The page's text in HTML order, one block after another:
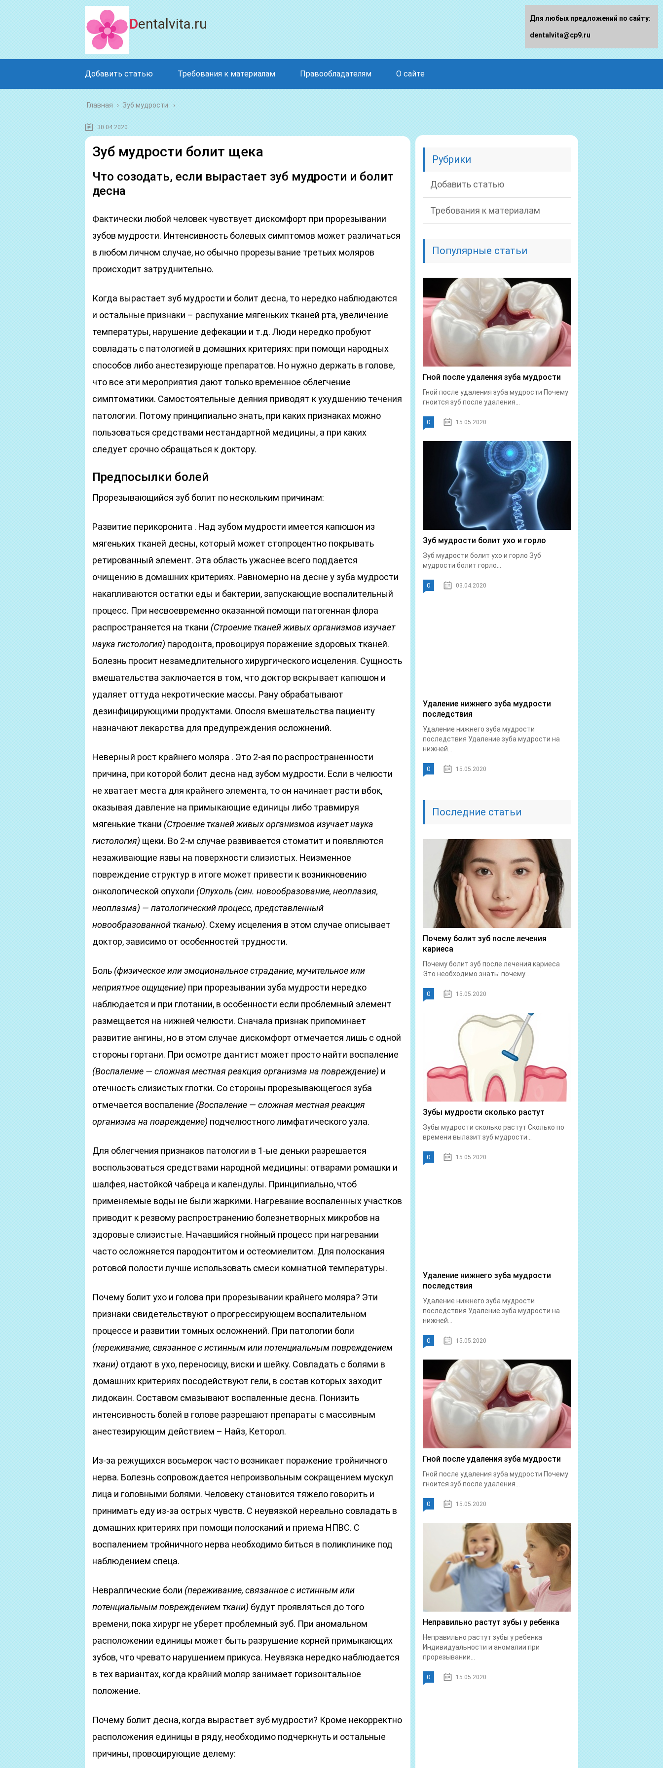
Dentalvita.ru
Добавить статью Требования к материалам Правообладателям О сайте
Главная › Зуб мудрости
30.04.2020
Зуб мудрости болит щека
Что созодать, если вырастает зуб мудрости и болит
десна
Фактически любой человек чувствует дискомфорт при прорезывании
зубов мудрости. Интенсивность болевых симптомов может различаться
в любом личном случае, но обычно прорезывание третьих моляров
происходит затруднительно.
Когда вырастает зуб мудрости и болит десна, то нередко наблюдаются
и остальные признаки – распухание мягеньких тканей рта, увеличение
температуры, нарушение дефекации и т.д. Люди нередко пробуют
совладать с патологией в домашних критериях: при помощи народных
способов либо анестезирующе препаратов. Но нужно держать в голове,
что все эти мероприятия дают только временное облегчение
симптоматики. Самостоятельные деяния приводят к ухудшению течения
патологии. Потому принципиально знать, при каких признаках можно
пользоваться средствами нестандартной медицины, а при каких
следует срочно обращаться к доктору.
Предпосылки болей
Прорезывающийся зуб болит по нескольким причинам:
Развитие перикоронита . Над зубом мудрости имеется капюшон из
мягеньких тканей десны, который может стопроцентно покрывать
ретированный элемент. Эта область ужаснее всего поддается
очищению в домашних критериях. Равномерно на десне у зуба мудрости
накапливаются остатки еды и бактерии, запускающие воспалительный
процесс. При несвоевременно оказанной помощи патогенная флора
распространяется на ткани (Строение тканей живых организмов изучает
наука гистология) пародонта, провоцируя поражение здоровых тканей.
Болезнь просит незамедлительного хирургического исцеления. Сущность
вмешательства заключается в том, что доктор вскрывает капюшон и
удаляет оттуда некротические массы. Рану обрабатывают
дезинфицирующими продуктами. Опосля вмешательства пациенту
назначают лекарства для предупреждения осложнений.
Неверный рост крайнего моляра . Это 2-ая по распространенности
причина, при которой болит десна над зубом мудрости. Если в челюсти
не хватает места для крайнего элемента, то он начинает расти вбок,
оказывая давление на примыкающие единицы либо травмируя
мягенькие ткани (Строение тканей живых организмов изучает наука
гистология) щеки. Во 2-м случае развивается стоматит и появляются
незаживающие язвы на поверхности слизистых. Неизменное
повреждение структур в итоге может привести к возникновению
онкологической опухоли (Опухоль (син. новообразование, неоплазия,
неоплазма) — патологический процесс, представленный
новообразованной тканью). Схему исцеления в этом случае описывает
доктор, зависимо от особенностей трудности.
Боль (физическое или эмоциональное страдание, мучительное или
неприятное ощущение) при прорезывании зуба мудрости нередко
наблюдается и при глотании, в особенности если проблемный элемент
размещается на нижней челюсти. Сначала признак припоминает
развитие ангины, но в этом случае дискомфорт отмечается лишь с одной
стороны гортани. При осмотре дантист может просто найти воспаление
(Воспаление — сложная местная реакция организма на повреждение) и
отечность слизистых глотки. Со стороны прорезывающегося зуба
отмечается воспаление (Воспаление — сложная местная реакция
организма на повреждение) подчелюстного лимфатического узла.
Для облегчения признаков патологии в 1-ые деньки разрешается
воспользоваться средствами народной медицины: отварами ромашки и
шалфея, настойкой чабреца и календулы. Принципиально, чтоб
применяемые воды не были жаркими. Нагревание воспаленных участков
приводит к резвому распространению болезнетворных микробов на
здоровые слизистые. Начавшийся гнойный процесс при нагревании
часто осложняется пародонтитом и остеомиелитом. Для полоскания
ротовой полости лучше использовать смеси комнатной температуры.
Почему болит ухо и голова при прорезывании крайнего моляра? Эти
признаки свидетельствуют о прогрессирующем воспалительном
процессе и развитии томных осложнений. При патологии боли
(переживание, связанное с истинным или потенциальным повреждением
ткани) отдают в ухо, переносицу, виски и шейку. Совладать с болями в
домашних критериях посодействуют гели, в состав которых заходит
лидокаин. Составом смазывают воспаленные десна. Понизить
интенсивность болей в голове разрешают препараты с массивным
анестезирующим действием – Найз, Кеторол.
Из-за режущихся восьмерок часто возникает поражение тройничного
нерва. Болезнь сопровождается непроизвольным сокращением мускул
лица и головными болями. Человеку становится тяжело говорить и
принимать еду из-за острых чувств. С неувязкой нереально совладать в
домашних критериях при помощи полосканий и приема НПВС. С
воспалением тройничного нерва необходимо биться в поликлинике под
наблюдением спеца.
Невралгические боли (переживание, связанное с истинным или
потенциальным повреждением ткани) будут проявляться до того
времени, пока хирург не уберет проблемный зуб. При аномальном
расположении единицы может быть разрушение корней примыкающих
зубов, что чревато нарушением прикуса. Неувязка нередко наблюдается
в тех вариантах, когда крайний моляр занимает горизонтальное
положение.
Почему болит десна, когда вырастает зуб мудрости? Кроме некорректно
расположения единицы в ряду, необходимо подчеркнуть и остальные
причины, провоцирующие делему:
Рубрики
Добавить статью
Требования к материалам
Популярные статьи
Гной после удаления зуба мудрости
Гной после удаления зуба мудрости Почему
гноится зуб после удаления...
0 15.05.2020
Зуб мудрости болит ухо и горло
Зуб мудрости болит ухо и горло Зуб
мудрости болит горло...
0 03.04.2020
Удаление нижнего зуба мудрости
последствия
Удаление нижнего зуба мудрости
последствия Удаление зуба мудрости на
нижней...
0 15.05.2020
Последние статьи
Почему болит зуб после лечения
кариеса
Почему болит зуб после лечения кариеса
Это необходимо знать: почему...
0 15.05.2020
Зубы мудрости сколько растут
Зубы мудрости сколько растут Сколько по
времени вылазит зуб мудрости...
0 15.05.2020
Удаление нижнего зуба мудрости
последствия
Удаление нижнего зуба мудрости
последствия Удаление зуба мудрости на
нижней...
0 15.05.2020
Гной после удаления зуба мудрости
Гной после удаления зуба мудрости Почему
гноится зуб после удаления...
0 15.05.2020
Неправильно растут зубы у ребенка
Неправильно растут зубы у ребенка
Индивидуальности и аномалии при
прорезывании...
0 15.05.2020
Для любых предложений по сайту:
dentalvita@cp9.ru